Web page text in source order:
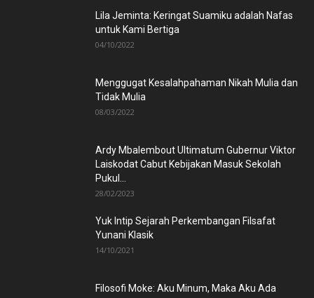
Lila Jeminta: Keringat Suamiku adalah Nafas
untuk Kami Bertiga
04/10/2022
Menggugat Kesalahpahaman Nikah Mulia dan
Tidak Mulia
08/03/2022
Ardy Mbalembout Ultimatum Gubernur Viktor
Laiskodat Cabut Kebijakan Masuk Sekolah
Pukul...
28/02/2023
Yuk Intip Sejarah Perkembangan Filsafat
Yunani Klasik
14/10/2021
Filosofi Moke: Aku Minum, Maka Aku Ada